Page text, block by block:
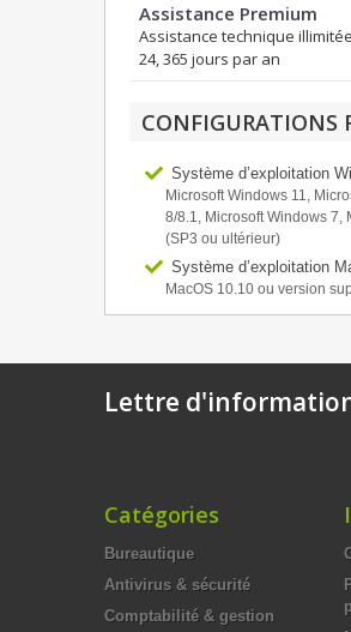
Assistance Premium
Assistance technique
24, 365 jours par an
CONFIGURATIONS
Système d’exploitation
Microsoft Windows 11,
8/8.1, Microsoft Windows 7,
(SP3 ou ultérieur)
Système d’exploitation
MacOS 10.10 ou version
Lettre
Catégories
Bureautique
Antivirus & sécurité
Comptabilité & gestion